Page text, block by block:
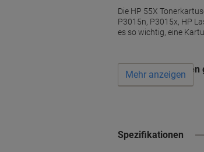
Die HP 55X
P3015n, P3015x, HP
es so wichtig, eine
Wird oft
Mehr anzeigen
Spezifikationen